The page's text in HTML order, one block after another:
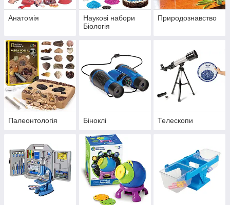
Анатомія
Наукові набори
Біологія
Природознавство
Палеонтологія Біноклі Телескопи